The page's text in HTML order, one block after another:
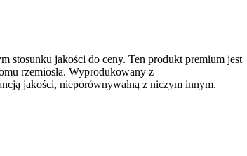
stosunku jakości do ceny. Ten produkt premium jest
rzemiosła. Wyprodukowany z
jakości, nieporównywalną z niczym innym.